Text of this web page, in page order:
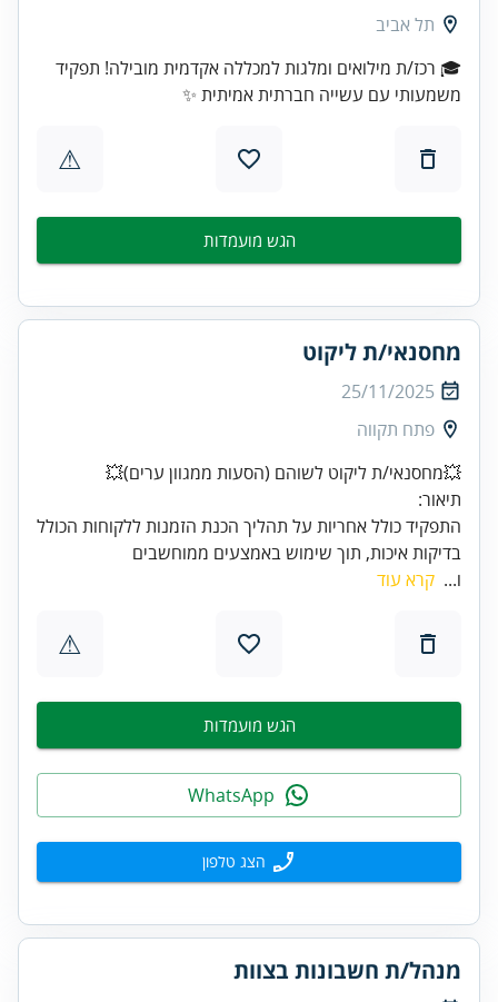
תל אביב
🎓 רכז/ת מילואים ומלגות למכללה אקדמית מובילה! תפקיד
משמעותי עם עשייה חברתית אמיתית ✨
⚠
הגש מועמדות
מחסנאי/ת ליקוט
25/11/2025
פתח תקווה
💥מחסנאי/ת ליקוט לשוהם (הסעות ממגוון ערים)💥
תיאור:
התפקיד כולל אחריות על תהליך הכנת הזמנות ללקוחות הכולל
בדיקות איכות, תוך שימוש באמצעים ממוחשבים
ו... קרא עוד
⚠
הגש מועמדות
הצג טלפון
מנהל/ת חשבונות בצוות